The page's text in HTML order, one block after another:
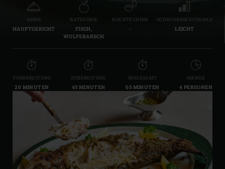
GANG
HAUPTGERICHT
KATEGORIE
FISCH,
WOLFSBARSCH
KOCHTECHNIK
-
SCHWIERIGKEITSGRAD
LEICHT
VORBEREITUNG
20 MINUTEN
ZUBEREITUNG
45 MINUTEN
INSGESAMT
65 MINUTEN
MENGE
4 PERSONEN